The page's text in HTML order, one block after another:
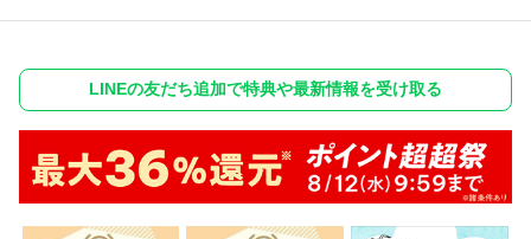
LINEの友だち追加で特典や最新情報を受け取る